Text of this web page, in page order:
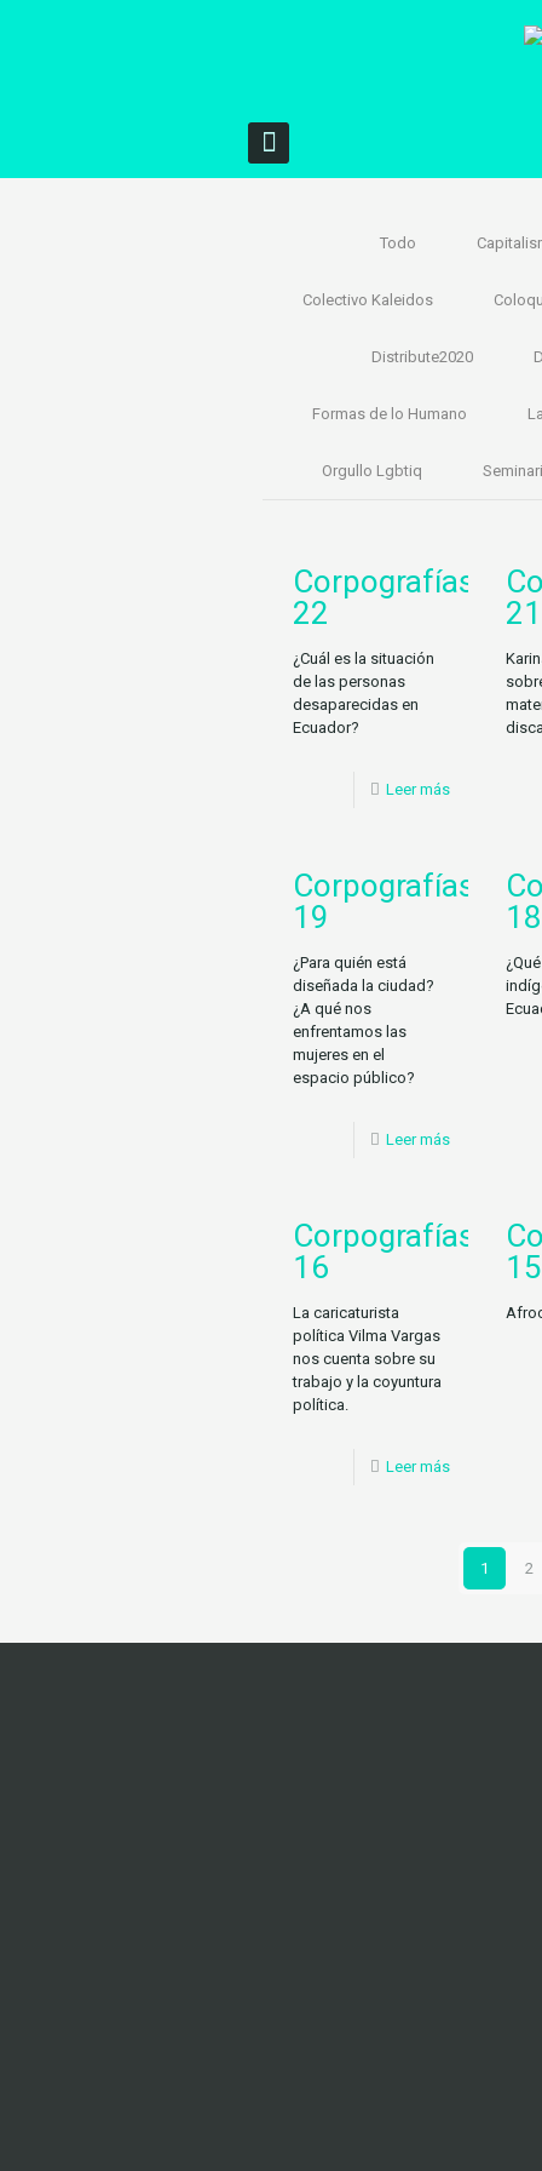
Todo
Colectivo Kaleidos
Distribute2020
Formas de lo Humano
Orgullo Lgbtiq
Corpografías
22
¿Cuál es la situación
de las personas
desaparecidas en
Ecuador?
Leer más
21
Corpografías
19
¿Para quién está
diseñada la ciudad?
¿A qué nos
enfrentamos las
mujeres en el
espacio público?
Leer más
18
Corpografías
16
La caricaturista
política Vilma Vargas
nos cuenta sobre su
trabajo y la coyuntura
política.
Leer más
15
1 2